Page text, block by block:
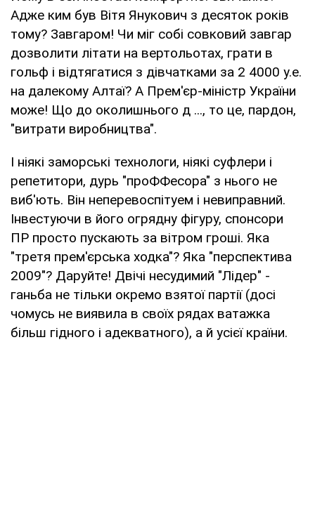
Адже ким був Вітя Янукович з десяток років
тому? Завгаром! Чи міг собі совковий завгар
дозволити літати на вертольотах, грати в
гольф і відтягатися з дівчатками за 2 4000 у.е.
на далекому Алтаї? А Прем'єр-міністр України
може! Що до околишнього д ..., то це, пардон,
"витрати виробництва".
І ніякі заморські технологи, ніякі суфлери і
репетитори, дурь "проФФесора" з нього не
виб'ють. Він неперевоспітуем і невиправний.
Інвестуючи в його огрядну фігуру, спонсори
ПР просто пускають за вітром гроші. Яка
"третя прем'єрська ходка"? Яка "перспектива
2009"? Даруйте! Двічі несудимий "Лідер" -
ганьба не тільки окремо взятої партії (досі
чомусь не виявила в своїх рядах ватажка
більш гідного і адекватного), а й усієї країни.